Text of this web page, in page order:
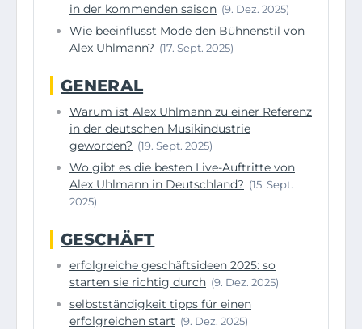
in der kommenden saison (9. Dez. 2025)
Wie beeinflusst Mode den Bühnenstil von
Alex Uhlmann? (17. Sept. 2025)
GENERAL
Warum ist Alex Uhlmann zu einer Referenz
in der deutschen Musikindustrie
geworden? (19. Sept. 2025)
Wo gibt es die besten Live-Auftritte von
Alex Uhlmann in Deutschland? (15. Sept.
2025)
GESCHÄFT
erfolgreiche geschäftsideen 2025: so
starten sie richtig durch (9. Dez. 2025)
selbstständigkeit tipps für einen
erfolgreichen start (9. Dez. 2025)